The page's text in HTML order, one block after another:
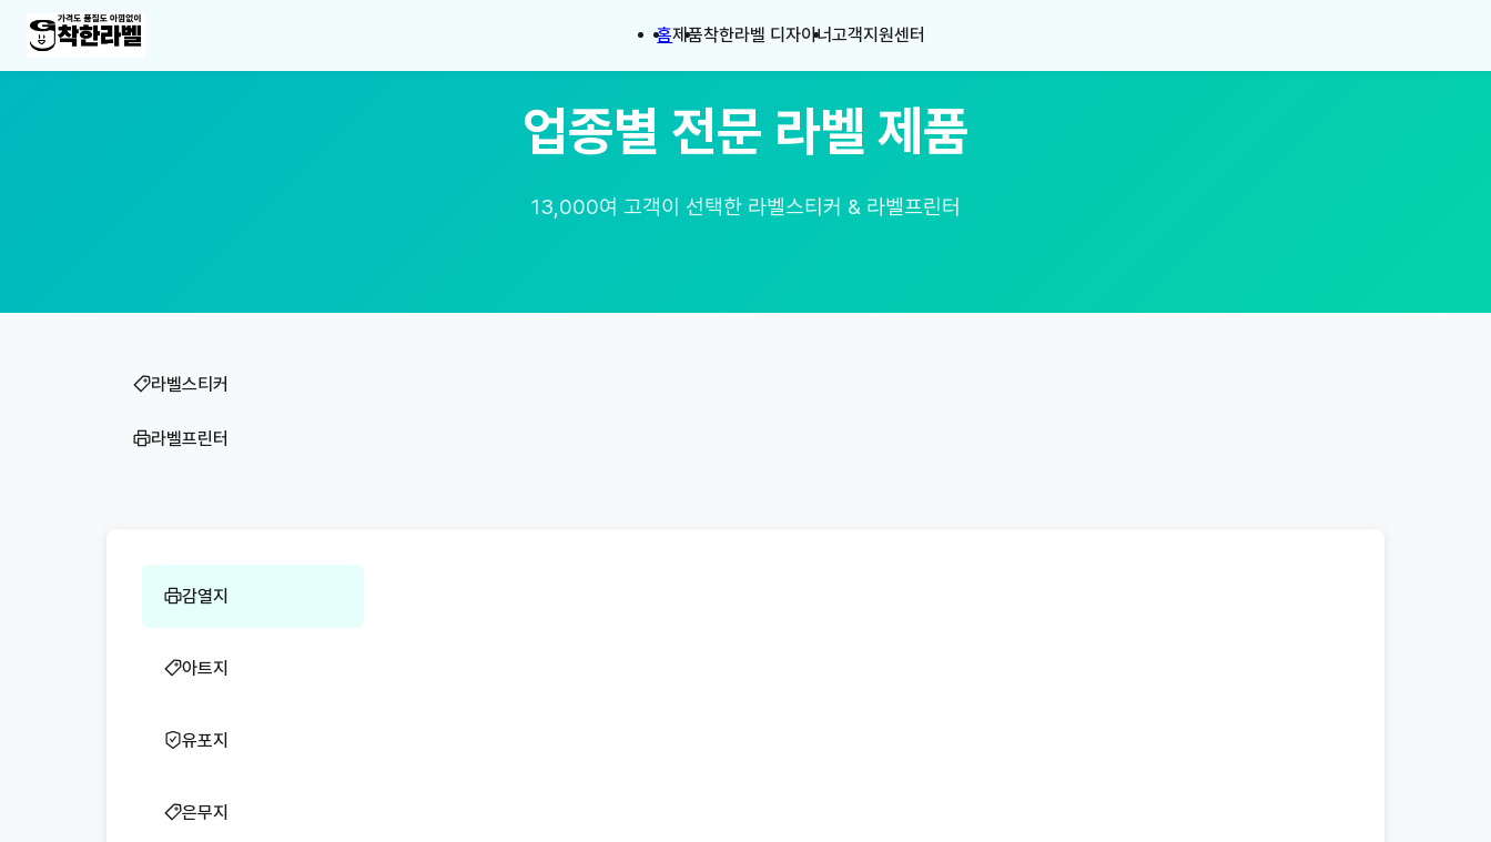
홈제품착한라벨 디자이너고객지원센터
업종별 전문 라벨 제품
13,000여 고객이 선택한 라벨스티커 & 라벨프린터
라벨스티커
라벨프린터
감열지
아트지
유포지
은무지